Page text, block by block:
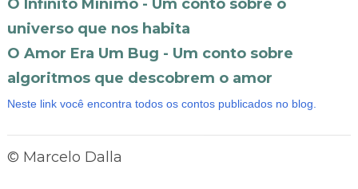
O Infinito Mínimo - Um conto sobre o
universo que nos habita
O Amor Era Um Bug - Um conto sobre
algoritmos que descobrem o amor
Neste link você encontra todos os contos publicados no blog.
© Marcelo Dalla